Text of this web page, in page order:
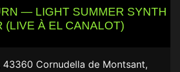
— LIGHT SUMMER SYNTH
(LIVE À EL CANALOT)
43360 Cornudella de Montsant,